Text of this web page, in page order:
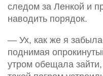
следом за Ленкой и
наводить порядок.
— Ух, как же я
поднимая
утром обещала